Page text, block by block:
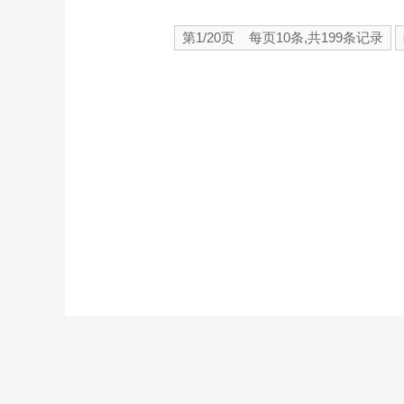
第1/20页 每页10条,共199条记录